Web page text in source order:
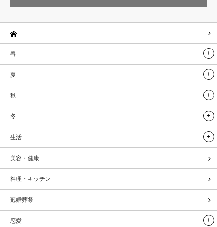
春
夏
秋
冬
生活
美容・健康
料理・キッチン
冠婚葬祭
恋愛